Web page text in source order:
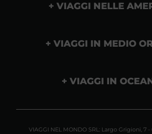
VIAGGI NELLE
VIAGGI IN MEDIO
VIAGGI IN
VIAGGI NEL MONDO SRL: Largo Grigioni, 7 -